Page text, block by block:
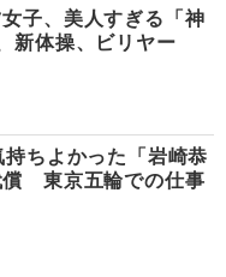
子、美人すぎる「神
体操、ビリヤー
ちよかった「岩崎恭
償 東京五輪での仕事